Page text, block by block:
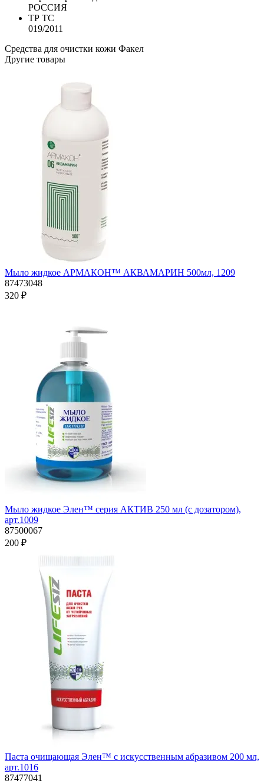
РОССИЯ
ТР ТС
019/2011
Средства для очистки кожи Факел
Другие товары
Мыло жидкое АРМАКОН™ АКВАМАРИН 500мл, 1209
87473048
320 ₽
Мыло жидкое Элен™ серия АКТИВ 250 мл (с дозатором),
арт.1009
87500067
200 ₽
Паста очищающая Элен™ с искусственным абразивом 200 мл,
арт.1016
87477041